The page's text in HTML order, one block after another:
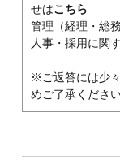
せはこちら
管理（経理・総
人事・採用に関
※ご返答には少
めご了承ください